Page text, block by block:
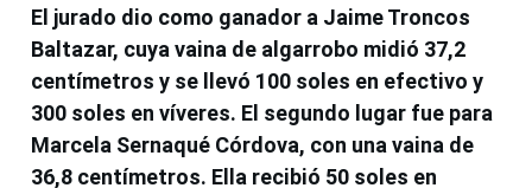
El jurado dio como ganador a Jaime Troncos
Baltazar, cuya vaina de algarrobo midió 37,2
centímetros y se llevó 100 soles en efectivo y
300 soles en víveres. El segundo lugar fue para
Marcela Sernaqué Córdova, con una vaina de
36,8 centímetros. Ella recibió 50 soles en